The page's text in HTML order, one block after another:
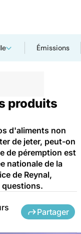
Émissions
produits
d'aliments non
de jeter, peut-on
de péremption est
nationale de la
de Reynal,
questions.
Partager